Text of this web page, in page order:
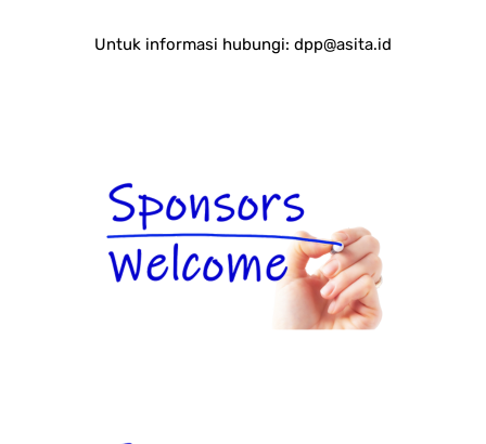
Untuk informasi hubungi: dpp@asita.id